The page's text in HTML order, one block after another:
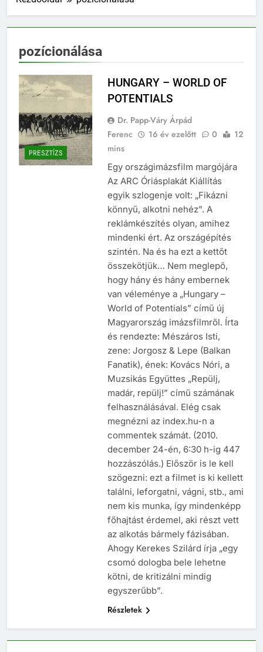
pozícionálása
PRESZTÍZS
HUNGARY – WORLD OF
POTENTIALS
Dr. Papp-Váry Árpád
Ferenc
16 év ezelőtt 0
12
mins
Egy országimázsfilm margójára
Az ARC Óriásplakát Kiállítás
egyik szlogenje volt: „Fikázni
könnyű, alkotni nehéz”. A
reklámkészítés olyan, amihez
mindenki ért. Az országépítés
szintén. Na és ha ezt a kettőt
összekötjük… Nem meglepő,
hogy hány és hány embernek
van véleménye a „Hungary –
World of Potentials” című új
Magyarország imázsfilmről. Írta
és rendezte: Mészáros Isti,
zene: Jorgosz & Lepe (Balkan
Fanatik), ének: Kovács Nóri, a
Muzsikás Együttes „Repülj,
madár, repülj!” című számának
felhasználásával. Elég csak
megnézni az index.hu-n a
commentek számát. (2010.
december 24-én, 6:30 h-ig 447
hozzászólás.) Először is le kell
szögezni: ezt a filmet is ki kellett
találni, leforgatni, vágni, stb., ami
nem kis munka, így mindenképp
főhajtást érdemel, aki részt vett
az alkotás bármely fázisában.
Ahogy Kerekes Szilárd írja „egy
csomó dologba bele lehetne
kötni, de kritizálni mindig
egyszerűbb”.
Részletek